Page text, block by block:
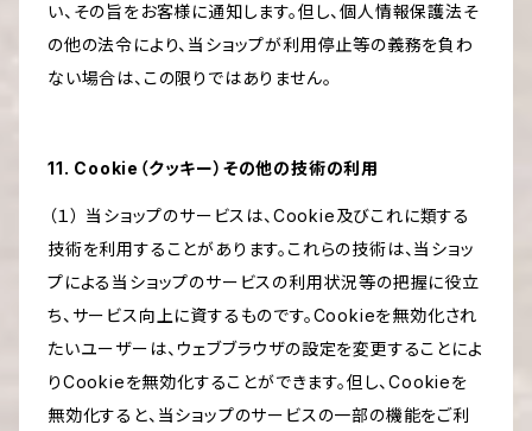
い、その旨をお客様に通知します。但し、個人情報保護法そ
の他の法令により、当ショップが利用停止等の義務を負わ
ない場合は、この限りではありません。
11. Cookie（クッキー）その他の技術の利用
（１） 当ショップのサービスは、Cookie及びこれに類する
技術を利用することがあります。これらの技術は、当ショッ
プによる当ショップのサービスの利用状況等の把握に役立
ち、サービス向上に資するものです。Cookieを無効化され
たいユーザーは、ウェブブラウザの設定を変更することによ
りCookieを無効化することができます。但し、Cookieを
無効化すると、当ショップのサービスの一部の機能をご利